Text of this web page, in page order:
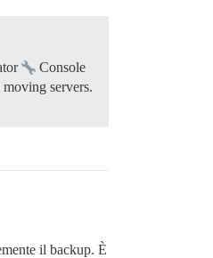
Console
servers.
il backup. È